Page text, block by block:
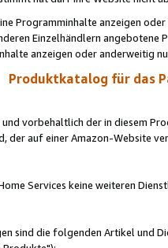
Programminhalte anzeigen
Einzelhändlern
anzeigen oder anderweitig
Produktkatalog für das
vorbehaltlich der in diesem
der auf einer Amazon-Website
Services keine weiteren
sind die folgenden Artikel und